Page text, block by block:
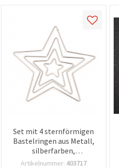
Set mit 4 sternförmigen
Bastelringen aus Metall,
silberfarben,
45/100/150/200 mm
Artikelnummer: 403717